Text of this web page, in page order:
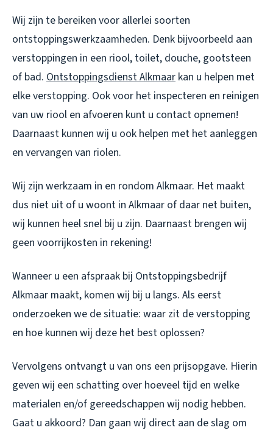
Wij zijn te bereiken voor allerlei soorten
ontstoppingswerkzaamheden. Denk bijvoorbeeld aan
verstoppingen in een riool, toilet, douche, gootsteen
of bad. Ontstoppingsdienst Alkmaar kan u helpen met
elke verstopping. Ook voor het inspecteren en reinigen
van uw riool en afvoeren kunt u contact opnemen!
Daarnaast kunnen wij u ook helpen met het aanleggen
en vervangen van riolen.
Wij zijn werkzaam in en rondom Alkmaar. Het maakt
dus niet uit of u woont in Alkmaar of daar net buiten,
wij kunnen heel snel bij u zijn. Daarnaast brengen wij
geen voorrijkosten in rekening!
Wanneer u een afspraak bij Ontstoppingsbedrijf
Alkmaar maakt, komen wij bij u langs. Als eerst
onderzoeken we de situatie: waar zit de verstopping
en hoe kunnen wij deze het best oplossen?
Vervolgens ontvangt u van ons een prijsopgave. Hierin
geven wij een schatting over hoeveel tijd en welke
materialen en/of gereedschappen wij nodig hebben.
Gaat u akkoord? Dan gaan wij direct aan de slag om